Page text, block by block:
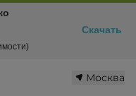
Москва
Скачать